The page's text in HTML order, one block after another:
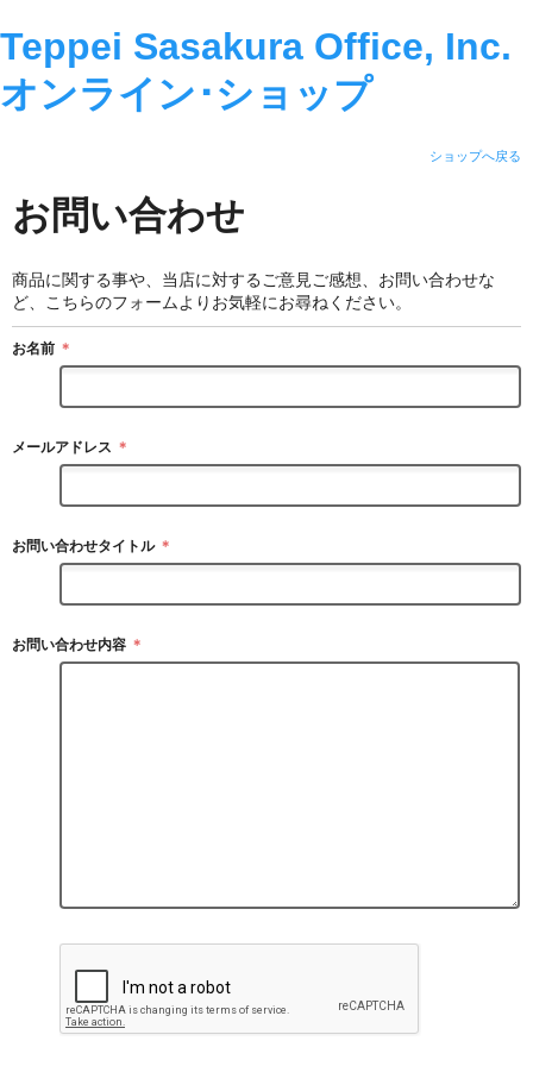
Teppei Sasakura Office, Inc.
オンライン･ショップ
ショップへ戻る
お問い合わせ
商品に関する事や、当店に対するご意見ご感想、お問い合わせな
ど、こちらのフォームよりお気軽にお尋ねください。
お名前 ＊
メールアドレス ＊
お問い合わせタイトル ＊
お問い合わせ内容 ＊